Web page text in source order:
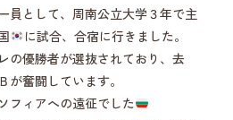
員として、周南公立大学３年で主
に試合、合宿に行きました。
の優勝者が選抜されており、去
奮闘しています。
フィアへの遠征でした